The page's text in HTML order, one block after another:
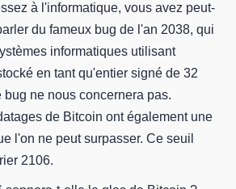
à l'informatique, vous avez peut-
du fameux bug de l'an 2038, qui
informatiques utilisant
en tant qu'entier signé de 32
bug ne nous concernera pas.
de Bitcoin ont également une
l'on ne peut surpasser. Ce seuil
2106.